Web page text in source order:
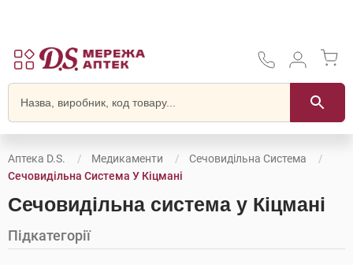
Аптека D.S. Медикаменти
Сечовидільна Система
Сечовидільна Система У Кіцмані
Сечовидільна система у Кіцмані
Підкатегорії